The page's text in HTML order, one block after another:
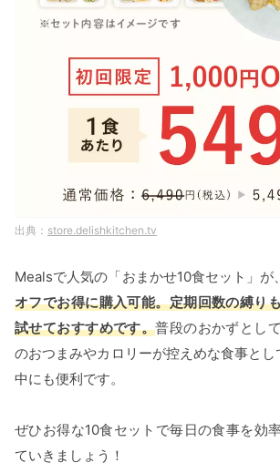
store.delishkitchen.tv
Mealsで人気の「おまかせ10食セット」が、
オフでお得に購入可能。定期回数の縛り
試せておすすめです。普段のおかずとし
のおつまみやカロリーが控えめな食事とし
中にも便利です。
ぜひお得な10食セットで毎日の食事を効
ていきましょう！